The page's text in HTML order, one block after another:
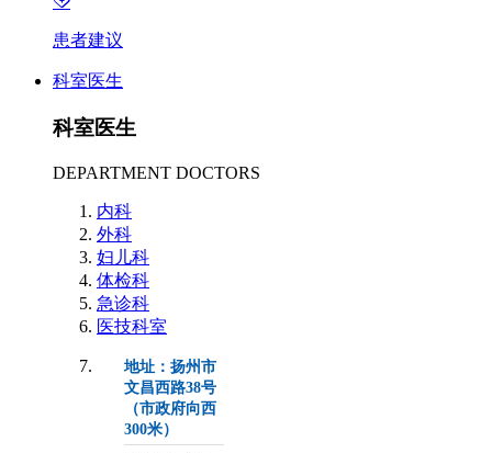
患者建议
科室医生
科室医生
DEPARTMENT DOCTORS
内科
外科
妇儿科
体检科
急诊科
医技科室
地址：扬州市
文昌西路38号
（市政府向西
300米）